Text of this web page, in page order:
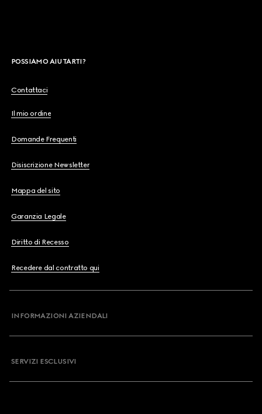
POSSIAMO AIUTARTI?
Contattaci
Il mio ordine
Domande Frequenti
Disiscrizione Newsletter
Mappa del sito
Garanzia Legale
Diritto di Recesso
Recedere dal contratto qui
INFORMAZIONI AZIENDALI
SERVIZI ESCLUSIVI